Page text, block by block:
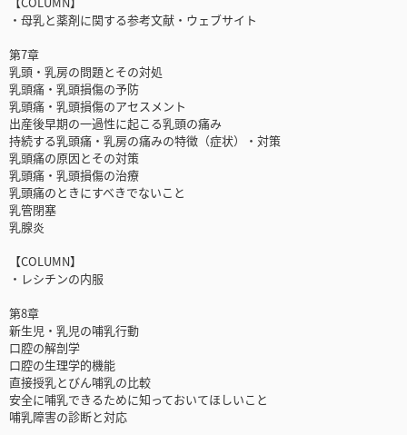
・母乳と薬剤に関する参考文献・ウェブサイト
第7章
乳頭・乳房の問題とその対処
乳頭痛・乳頭損傷の予防
乳頭痛・乳頭損傷のアセスメント
出産後早期の一過性に起こる乳頭の痛み
持続する乳頭痛・乳房の痛みの特徴（症状）・対策
乳頭痛の原因とその対策
乳頭痛・乳頭損傷の治療
乳頭痛のときにすべきでないこと
乳管閉塞
乳腺炎
【COLUMN】
・レシチンの内服
第8章
新生児・乳児の哺乳行動
口腔の解剖学
口腔の生理学的機能
直接授乳とびん哺乳の比較
安全に哺乳できるために知っておいてほしいこと
哺乳障害の診断と対応